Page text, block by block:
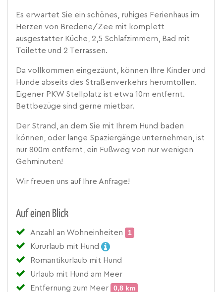
Es erwartet Sie ein schönes, ruhiges Ferienhaus im
Herzen von Bredene/Zee mit komplett
ausgestatter Küche, 2,5 Schlafzimmern, Bad mit
Toilette und 2 Terrassen.
Da vollkommen eingezäunt, können Ihre Kinder und
Hunde abseits des Straßenverkehrs herumtollen.
Eigener PKW Stellplatz ist etwa 10m entfernt.
Bettbezüge sind gerne mietbar.
Der Strand, an dem Sie mit Ihrem Hund baden
können, oder lange Spaziergänge unternehmen, ist
nur 800m entfernt, ein Fußweg von nur wenigen
Gehminuten!
Wir freuen uns auf Ihre Anfrage!
Auf einen Blick
Anzahl an Wohneinheiten
1
Kururlaub mit Hund
Romantikurlaub mit Hund
Urlaub mit Hund am Meer
Entfernung zum Meer
0,8 km